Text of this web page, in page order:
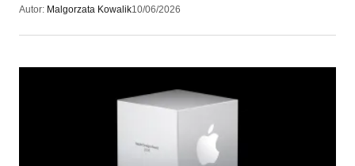
Autor: Malgorzata Kowalik10/06/2026